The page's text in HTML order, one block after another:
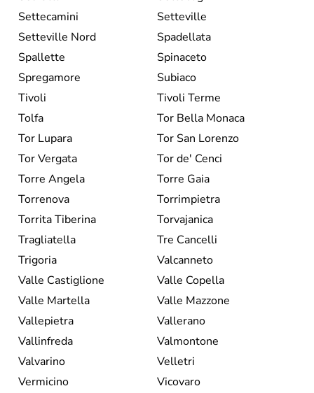
Settecamini
Setteville
Setteville Nord
Spadellata
Spallette
Spinaceto
Spregamore
Subiaco
Tivoli
Tivoli Terme
Tolfa
Tor Bella Monaca
Tor Lupara
Tor San Lorenzo
Tor Vergata
Tor de' Cenci
Torre Angela
Torre Gaia
Torrenova
Torrimpietra
Torrita Tiberina
Torvajanica
Tragliatella
Tre Cancelli
Trigoria
Valcanneto
Valle Castiglione
Valle Copella
Valle Martella
Valle Mazzone
Vallepietra
Vallerano
Vallinfreda
Valmontone
Valvarino
Velletri
Vermicino
Vicovaro